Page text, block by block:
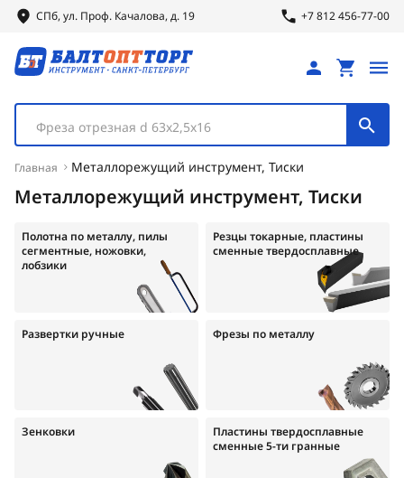
СПб, ул. Проф. Качалова, д. 19 +7 812 456-77-00
Фреза отрезная d 63х2,5х16
Главная Металлорежущий инструмент, Тиски
Металлорежущий инструмент, Тиски
Полотна по металлу, пилы
сегментные, ножовки,
лобзики
Резцы токарные, пластины
сменные твердосплавные
Развертки ручные Фрезы по металлу
Зенковки
Пластины твердосплавные
сменные 5-ти гранные